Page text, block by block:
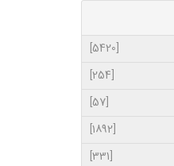
[5420]
[254]
[57]
[1892]
[331]